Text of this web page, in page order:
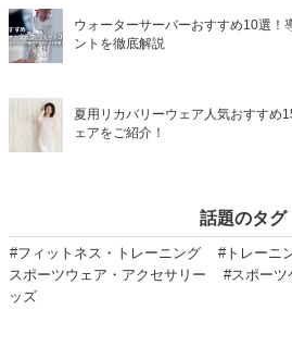
ウォーターサーバーおすすめ10選！
ントを徹底解説
夏用リカバリーウェア人気おすすめ
ェアをご紹介！
話題のタグ
#フィットネス・トレーニング #トレーニ
スポーツウェア・アクセサリー
#スポーツ
ッズ